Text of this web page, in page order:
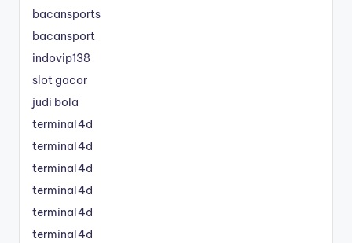
bacansports
bacansport
indovip138
slot gacor
judi bola
terminal4d
terminal4d
terminal4d
terminal4d
terminal4d
terminal4d